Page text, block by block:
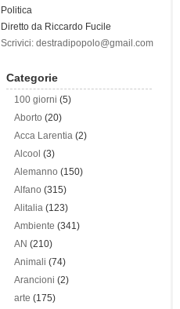
Politica
Diretto da Riccardo Fucile
Scrivici: destradipopolo@gmail.com
Categorie
100 giorni (5)
Aborto (20)
Acca Larentia (2)
Alcool (3)
Alemanno (150)
Alfano (315)
Alitalia (123)
Ambiente (341)
AN (210)
Animali (74)
Arancioni (2)
arte (175)